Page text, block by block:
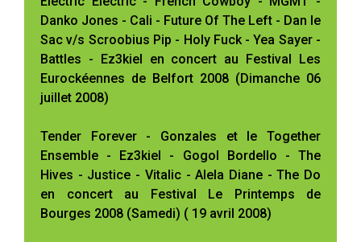
Danko Jones - Cali - Future Of The Left - Dan le
Sac v/s Scroobius Pip - Holy Fuck - Yea Sayer -
Battles - Ez3kiel en concert au Festival Les
Eurockéennes de Belfort 2008 (Dimanche 06
juillet 2008)
Tender Forever - Gonzales et le Together
Ensemble - Ez3kiel - Gogol Bordello - The
Hives - Justice - Vitalic - Alela Diane - The Do
en concert au Festival Le Printemps de
Bourges 2008 (Samedi) ( 19 avril 2008)